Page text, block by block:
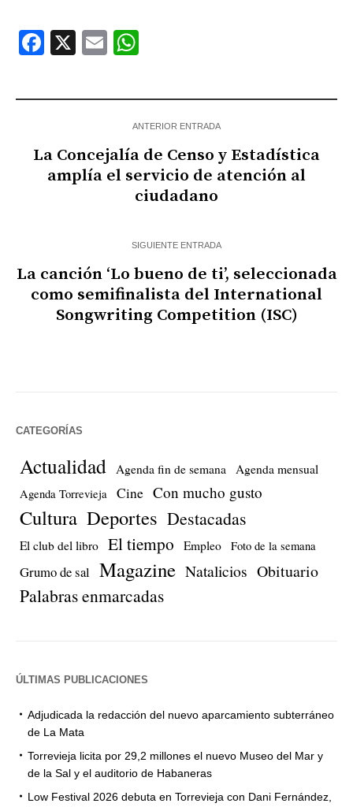
Facebook
X Email
ANTERIOR ENTRADA
La Concejalía de Censo y Estadística
amplía el servicio de atención al
ciudadano
SIGUIENTE ENTRADA
La canción ‘Lo bueno de ti’, seleccionada
como semifinalista del International
Songwriting Competition (ISC)
CATEGORÍAS
Actualidad Agenda fin de semana Agenda mensual
Agenda Torrevieja Cine Con mucho gusto
Cultura Deportes Destacadas
El club del libro El tiempo Empleo Foto de la semana
Grumo de sal Magazine Natalicios Obituario
Palabras enmarcadas
ÚLTIMAS PUBLICACIONES
Adjudicada la redacción del nuevo aparcamiento subterráneo
de La Mata
Torrevieja licita por 29,2 millones el nuevo Museo del Mar y
de la Sal y el auditorio de Habaneras
Low Festival 2026 debuta en Torrevieja con Dani Fernández,